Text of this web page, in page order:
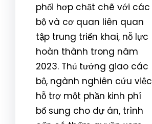
phối hợp chặt chẽ với các
bộ và cơ quan liên quan
tập trung triển khai, nỗ lực
hoàn thành trong năm
2023. Thủ tướng giao các
bộ, ngành nghiên cứu việc
hỗ trợ một phần kinh phí
bổ sung cho dự án, trình